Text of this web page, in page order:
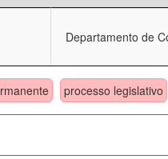
Departamento de
processo legislativo